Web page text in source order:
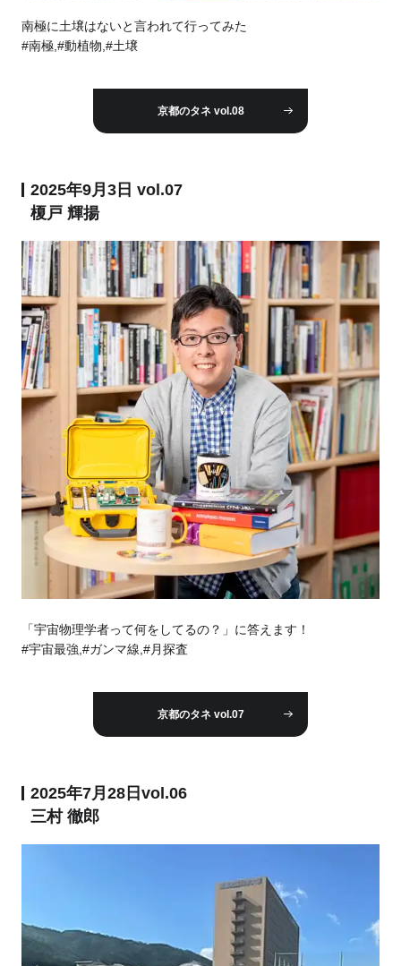
南極に土壌はないと言われて行ってみた
#南極,#動植物,#土壌
京都のタネ vol.08
2025年9月3日 vol.07
榎戸 輝揚
「宇宙物理学者って何をしてるの？」に答えます！
#宇宙最強,#ガンマ線,#月探査
京都のタネ vol.07
2025年7月28日vol.06
三村 徹郎